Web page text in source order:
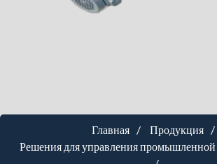
Главная
Продукция
Решения для управления промышленной